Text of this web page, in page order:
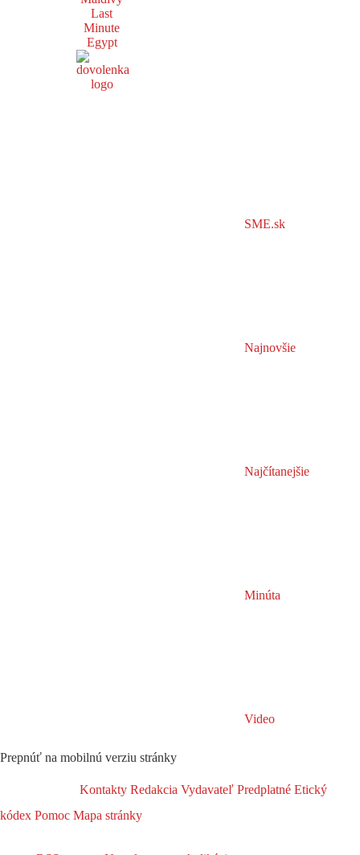
Last
Minute
Egypt
SME.sk
Najnovšie
Najčítanejšie
Minúta
Video
Prepnúť na mobilnú verziu stránky
Kontakty Redakcia Vydavateľ Predplatné Etický
kódex Pomoc Mapa stránky